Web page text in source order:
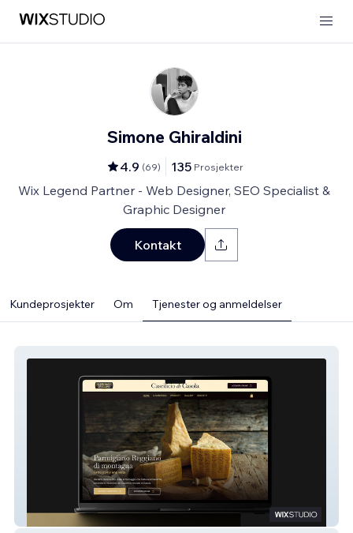
Simone Ghiraldini
4.9 (69) 135 Prosjekter
Wix Legend Partner - Web Designer, SEO Specialist &
Graphic Designer
Kontakt
Kundeprosjekter Om Tjenester og anmeldelser
Caseificio di Casola